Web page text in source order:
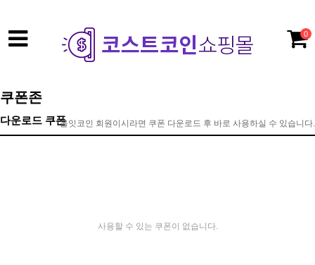
0
쿠폰존
다운로드 쿠폰올잇코인 회원이시라면 쿠폰 다운로드 후 바로 사용하실 수 있습니다.
사용할 수 있는 쿠폰이 없습니다.